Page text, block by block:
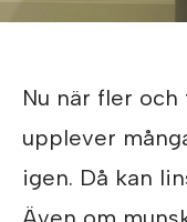
Nu när fler och
upplever
igen. Då kan